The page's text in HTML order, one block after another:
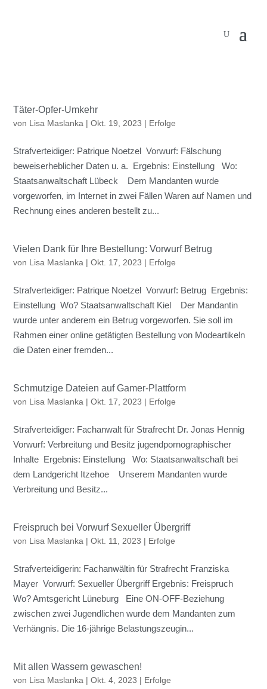
Täter-Opfer-Umkehr
von Lisa Maslanka |Okt. 19, 2023 | Erfolge
Strafverteidiger: Patrique Noetzel Vorwurf: Fälschung
beweiserheblicher Daten u. a. Ergebnis: Einstellung Wo:
Staatsanwaltschaft Lübeck Dem Mandanten wurde
vorgeworfen, im Internet in zwei Fällen Waren auf Namen und
Rechnung eines anderen bestellt zu...
Vielen Dank für Ihre Bestellung: Vorwurf Betrug
von Lisa Maslanka |Okt. 17, 2023 | Erfolge
Strafverteidiger: Patrique Noetzel Vorwurf: Betrug Ergebnis:
Einstellung Wo? Staatsanwaltschaft Kiel Der Mandantin
wurde unter anderem ein Betrug vorgeworfen. Sie soll im
Rahmen einer online getätigten Bestellung von Modeartikeln
die Daten einer fremden...
Schmutzige Dateien auf Gamer-Plattform
von Lisa Maslanka |Okt. 17, 2023 | Erfolge
Strafverteidiger: Fachanwalt für Strafrecht Dr. Jonas Hennig
Vorwurf: Verbreitung und Besitz jugendpornographischer
Inhalte Ergebnis: Einstellung Wo: Staatsanwaltschaft bei
dem Landgericht Itzehoe Unserem Mandanten wurde
Verbreitung und Besitz...
Freispruch bei Vorwurf Sexueller Übergriff
von Lisa Maslanka |Okt. 11, 2023 | Erfolge
Strafverteidigerin: Fachanwältin für Strafrecht Franziska
Mayer Vorwurf: Sexueller Übergriff Ergebnis: Freispruch
Wo? Amtsgericht Lüneburg Eine ON-OFF-Beziehung
zwischen zwei Jugendlichen wurde dem Mandanten zum
Verhängnis. Die 16-jährige Belastungszeugin...
Mit allen Wassern gewaschen!
von Lisa Maslanka |Okt. 4, 2023 | Erfolge